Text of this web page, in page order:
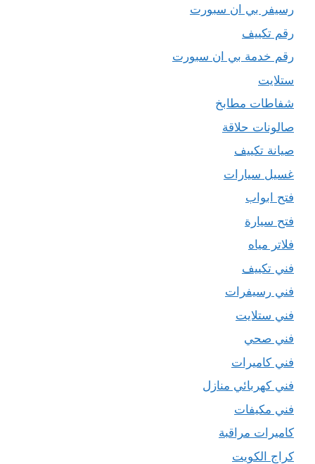
رسيفر بي ان سبورت
رقم تكييف
رقم خدمة بي ان سبورت
ستلايت
شفاطات مطابخ
صالونات حلاقة
صيانة تكييف
غسيل سيارات
فتح ابواب
فتح سيارة
فلاتر مياه
فني تكييف
فني رسيفرات
فني ستلايت
فني صحي
فني كاميرات
فني كهربائي منازل
فني مكيفات
كاميرات مراقبة
كراج الكويت